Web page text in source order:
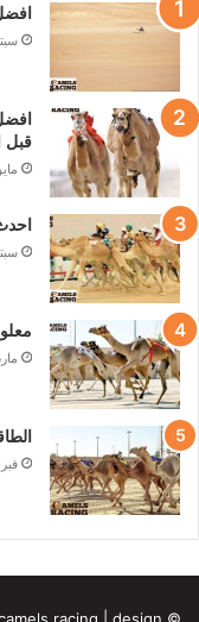
سبتمبر
قبل
مايو 8,
سبتمبر
مارس
فبراير